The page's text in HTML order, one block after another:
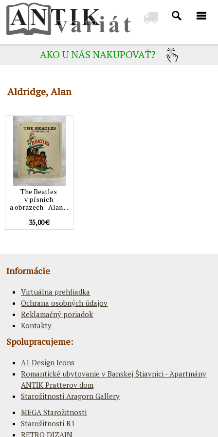
AKO U NÁS NAKUPOVAŤ?
Aldridge, Alan
The Beatles
v písních
a obrazech - Alan ...
35,00 €
Informácie
Virtuálna prehliadka
Ochrana osobných údajov
Reklamačný poriadok
Kontakty
Spolupracujeme:
A1 Design Icons
Romantické ubytovanie v Banskej Štiavnici - Apartmány
ANTIK Pratterov dom
Starožitnosti Aragorn Gallery
MEGA Starožitnosti
Starožitnosti R1
RETRO DIZAJN